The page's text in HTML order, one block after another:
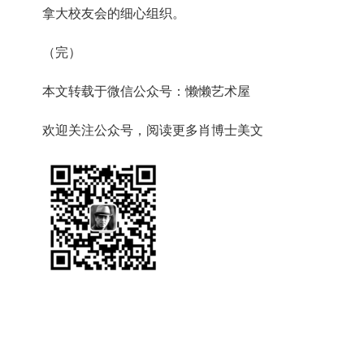
拿大校友会的细心组织。
（完）
本文转载于微信公众号：懒懒艺术屋
欢迎关注公众号，阅读更多肖博士美文